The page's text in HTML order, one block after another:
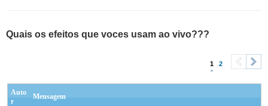
Quais os efeitos que voces usam ao vivo???
1 2
Auto
r
Mensagem